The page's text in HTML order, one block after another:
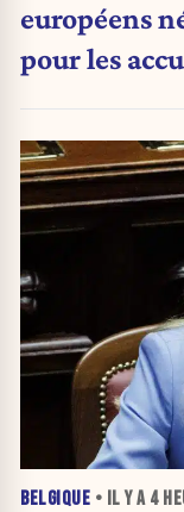
européens
pour les
BELGIQUE • IL Y A 4